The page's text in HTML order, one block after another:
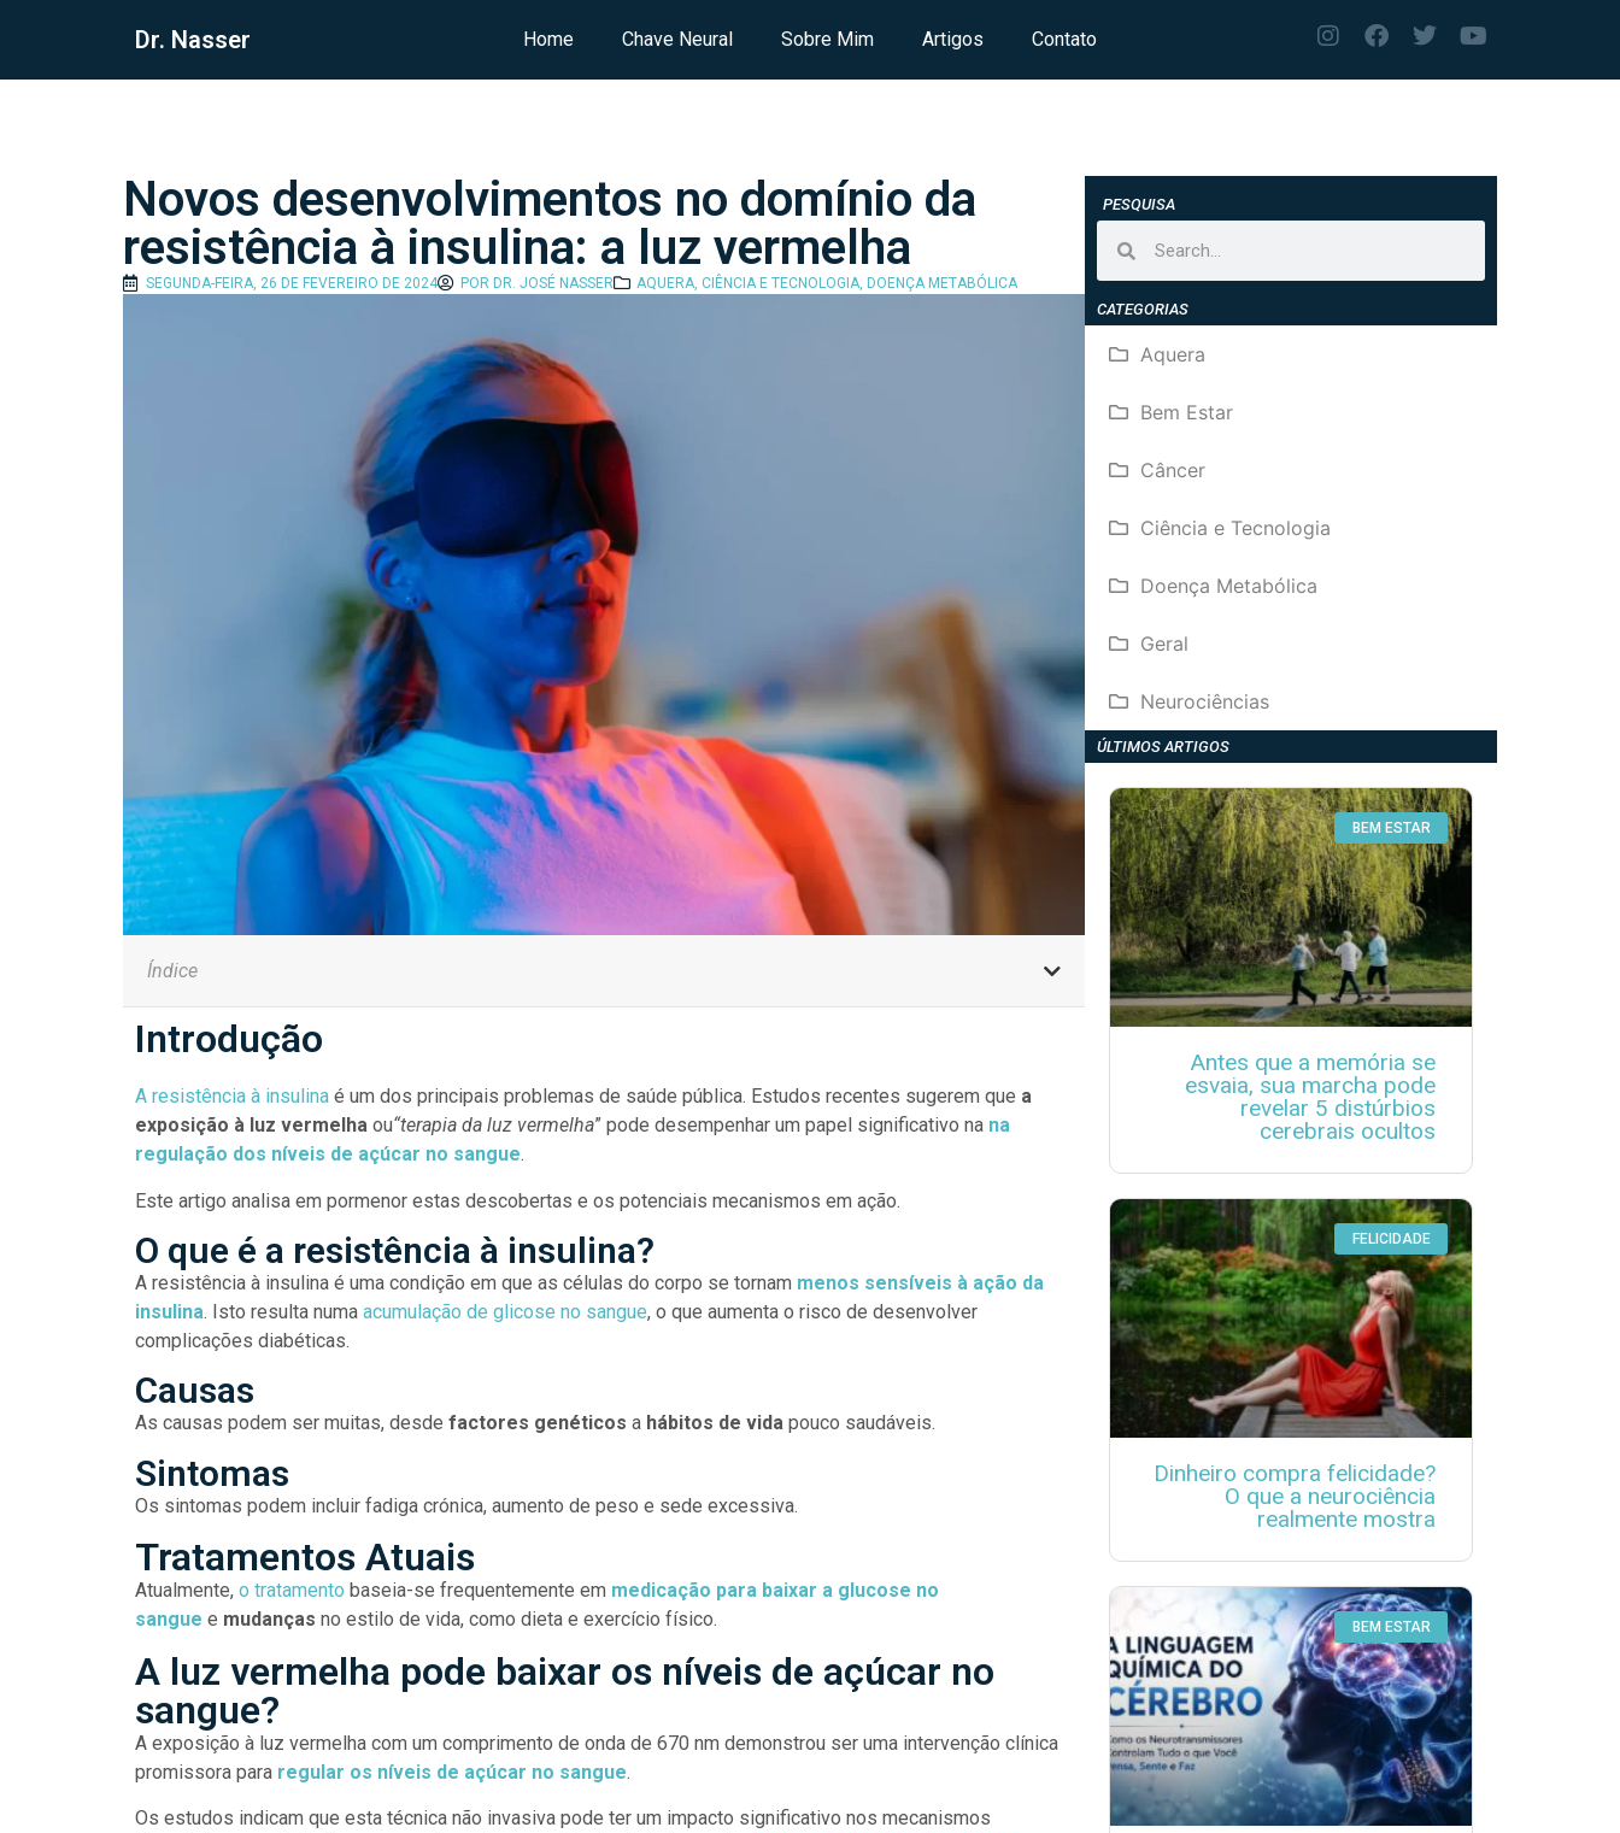
Dr. Nasser Home Chave Neural Sobre Mim Artigos Contato
Novos desenvolvimentos no domínio da
resistência à insulina: a luz vermelha
SEGUNDA-FEIRA, 26 DE FEVEREIRO DE 2024 POR DR. JOSÉ NASSER AQUERA, CIÊNCIA E TECNOLOGIA, DOENÇA METABÓLICA
Índice
Introdução
A resistência à insulina é um dos principais problemas de saúde pública. Estudos recentes sugerem que a
exposição à luz vermelha ou“terapia da luz vermelha” pode desempenhar um papel significativo na na
regulação dos níveis de açúcar no sangue.
Este artigo analisa em pormenor estas descobertas e os potenciais mecanismos em ação.
O que é a resistência à insulina?
A resistência à insulina é uma condição em que as células do corpo se tornam menos sensíveis à ação da
insulina. Isto resulta numa acumulação de glicose no sangue, o que aumenta o risco de desenvolver
complicações diabéticas.
Causas
As causas podem ser muitas, desde factores genéticos a hábitos de vida pouco saudáveis.
Sintomas
Os sintomas podem incluir fadiga crónica, aumento de peso e sede excessiva.
Tratamentos Atuais
Atualmente, o tratamento baseia-se frequentemente em medicação para baixar a glucose no
sangue e mudanças no estilo de vida, como dieta e exercício físico.
A luz vermelha pode baixar os níveis de açúcar no
sangue?
A exposição à luz vermelha com um comprimento de onda de 670 nm demonstrou ser uma intervenção clínica
promissora para regular os níveis de açúcar no sangue.
Os estudos indicam que esta técnica não invasiva pode ter um impacto significativo nos mecanismos
PESQUISA
CATEGORIAS
Aquera
Bem Estar
Câncer
Ciência e Tecnologia
Doença Metabólica
Geral
Neurociências
ÚLTIMOS ARTIGOS
BEM ESTAR
Antes que a memória se
esvaia, sua marcha pode
revelar 5 distúrbios
cerebrais ocultos
FELICIDADE
Dinheiro compra felicidade?
O que a neurociência
realmente mostra
BEM ESTAR